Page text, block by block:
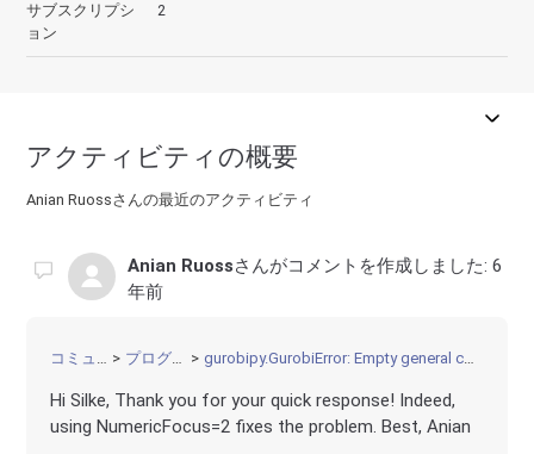
サブスクリプシ
ョン
2
アクティビティの概要
Anian Ruossさんの最近のアクティビティ
Anian Ruossさんがコメントを作成しました:6
年前
コミュニティ プログラミング gurobipy.GurobiError: Empty general constraint with infinite constant
Hi Silke, Thank you for your quick response! Indeed,
using NumericFocus=2 fixes the problem. Best, Anian